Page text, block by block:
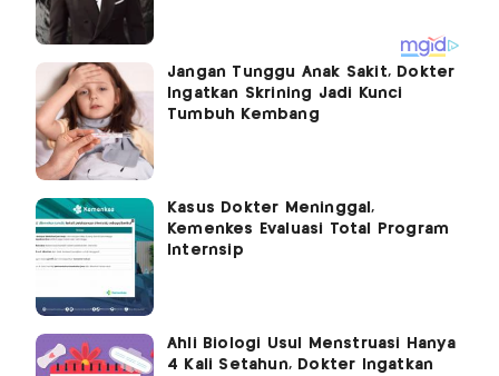
Jangan Tunggu Anak Sakit, Dokter
Ingatkan Skrining Jadi Kunci
Tumbuh Kembang
Kasus Dokter Meninggal,
Kemenkes Evaluasi Total Program
Internsip
Ahli Biologi Usul Menstruasi Hanya
4 Kali Setahun, Dokter Ingatkan